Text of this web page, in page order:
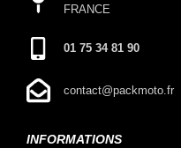
FRANCE
01 75 34 81 90
contact@packmoto.fr
INFORMATIONS